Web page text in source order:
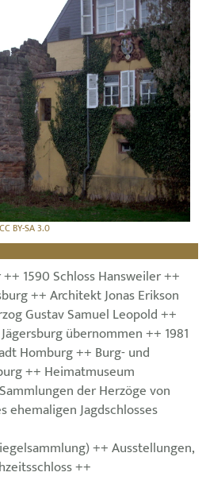
BY-SA 3.0
1590 Schloss Hansweiler ++
++ Architekt Jonas Erikson
Gustav Samuel Leopold ++
übernommen ++ 1981
Homburg ++ Burg- und
++ Heimatmuseum
der Herzöge von
ehemaligen Jagdschlosses
++ Ausstellungen,
++